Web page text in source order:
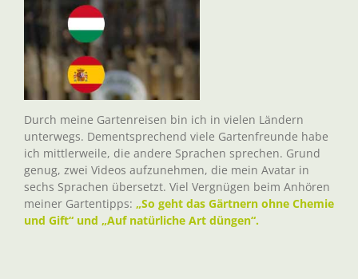
Durch meine Gartenreisen bin ich in vielen Ländern
unterwegs. Dementsprechend viele Gartenfreunde habe
ich mittlerweile, die andere Sprachen sprechen. Grund
genug, zwei Videos aufzunehmen, die mein Avatar in
sechs Sprachen übersetzt. Viel Vergnügen beim Anhören
meiner Gartentipps: „So geht das Gärtnern ohne Chemie
und Gift“ und „Auf natürliche Art düngen“.